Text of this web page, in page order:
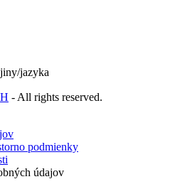
jazyka
- All rights reserved.
podmienky
údajov